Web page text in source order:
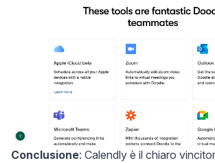
Conclusione: Calendly è il chiaro